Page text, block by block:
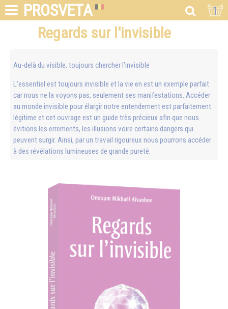
PROSVETA 1
Regards sur l'invisible
Au-delà du visible, toujours chercher l’invisible
L’essentiel est toujours invisible et la vie en est un exemple parfait
car nous ne la voyons pas, seulement ses manifestations. Accéder
au monde invisible pour élargir notre entendement est parfaitement
légitime et cet ouvrage est un guide très précieux afin que nous
évitions les errements, les illusions voire certains dangers qui
peuvent surgir. Ainsi, par un travail rigoureux nous pourrons accéder
à des révélations lumineuses de grande pureté.